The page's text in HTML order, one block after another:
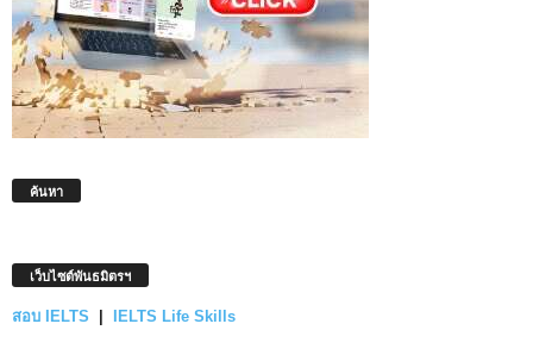
ค้นหา
เว็บไซต์พันธมิตรฯ
สอบ IELTS IELTS Life Skills